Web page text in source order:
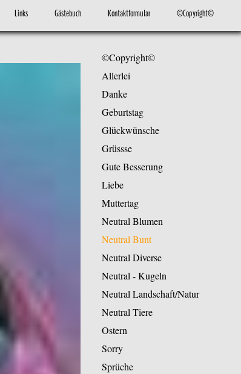
Links Gästebuch Kontaktformular ©Copyright©
©Copyright©
Allerlei
Danke
Geburtstag
Glückwünsche
Grüssse
Gute Besserung
Liebe
Muttertag
Neutral Blumen
Neutral Bunt
Neutral Diverse
Neutral - Kugeln
Neutral Landschaft/Natur
Neutral Tiere
Ostern
Sorry
Sprüche